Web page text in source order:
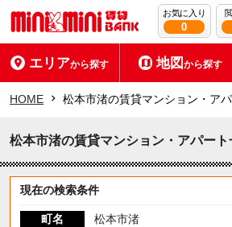
お気に入り
0
エリアから探す 地図から探す
HOME 松本市渚の賃貸マンション・ア
松本市渚の賃貸マンション・アパート
現在の検索条件
町名 松本市渚